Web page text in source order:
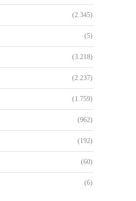
(2.345)
(5)
(3.218)
(2.237)
(1.759)
(962)
(192)
(60)
(6)